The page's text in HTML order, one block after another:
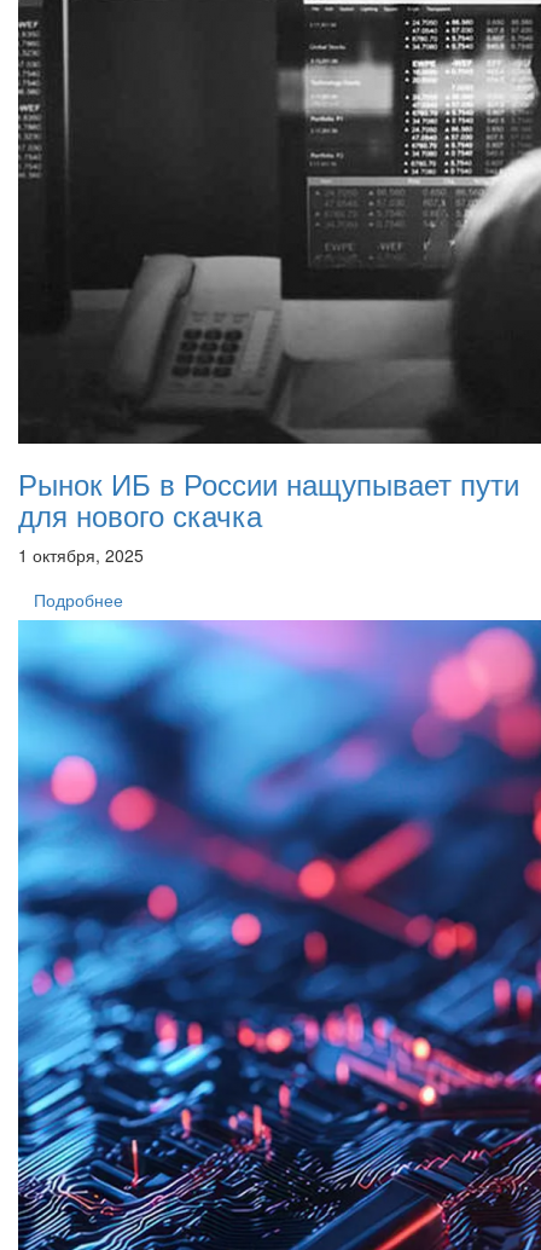
Рынок ИБ в России нащупывает пути
для нового скачка
1 октября, 2025
Подробнее